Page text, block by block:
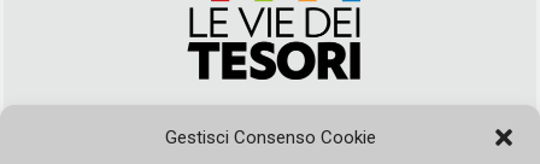
Gestisci Consenso Cookie
segreteria@leviedeitesori.it